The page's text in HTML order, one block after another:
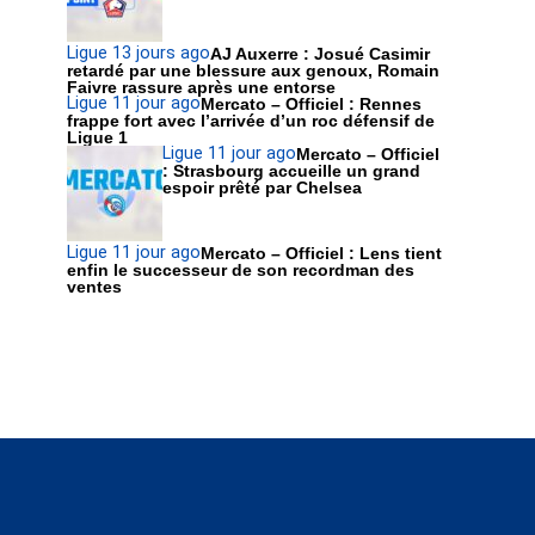
Ligue 13 jours agoAJ Auxerre : Josué Casimir
retardé par une blessure aux genoux, Romain
Faivre rassure après une entorse
Ligue 1 1 jour agoMercato – Officiel : Rennes
frappe fort avec l’arrivée d’un roc défensif de
Ligue 1
Ligue 1 1 jour agoMercato – Officiel
: Strasbourg accueille un grand
espoir prêté par Chelsea
Ligue 1 1 jour agoMercato – Officiel : Lens tient
enfin le successeur de son recordman des
ventes